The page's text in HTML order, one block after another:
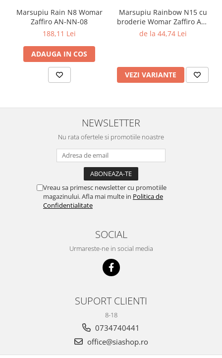
Marsupiu Rain N8 Womar
Zaffiro AN-NN-08
188,11 Lei
ADAUGA IN COS
Marsupiu Rainbow N15 cu
broderie Womar Zaffiro AN-
NZ-15E
de la 44,74 Lei
VEZI VARIANTE
NEWSLETTER
Nu rata ofertele si promotiile noastre
Vreau sa primesc newsletter cu promotiile
magazinului. Afla mai multe in Politica de
Confidentialitate
SOCIAL
Urmareste-ne in social media
SUPORT CLIENTI
8-18
0734740441
office@siashop.ro